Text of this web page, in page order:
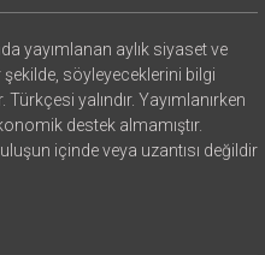
yayımlanan aylık siyaset ve
şekilde, söyleyeceklerini bilgi
yalındır. Yayımlanırken
destek almamıştır.
içinde veya uzantısı değildir